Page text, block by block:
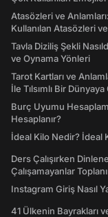
Atasözleri ve
Kullanılan Atasözleri
Tavla Diziliş Şekli
ve Oynama Yönleri
Tarot Kartları ve
İle Tılsımlı Bir
Burç Uyumu
Hesaplanır?
İdeal Kilo Nedir? İdeal
Ders Çalışırken
Çalışamayanlar
Instagram Giriş Nasıl
41 Ülkenin Bayrakları